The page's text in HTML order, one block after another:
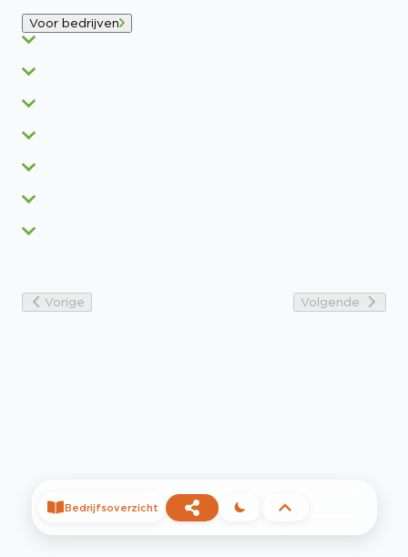
Voor bedrijven
Vorige Volgende
Bedrijfsoverzicht